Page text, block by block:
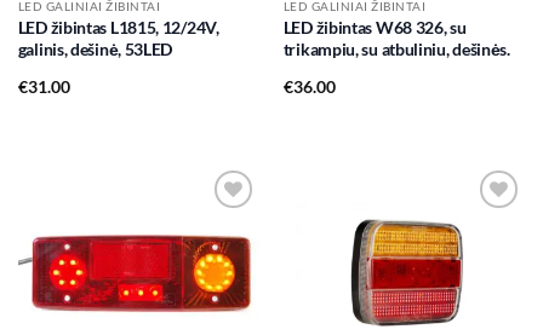
LED GALINIAI ŽIBINTAI
LED žibintas L1815, 12/24V,
galinis, dešinė, 53LED
€31.00
LED GALINIAI ŽIBINTAI
LED žibintas W68 326, su
trikampiu, su atbuliniu, dešinės.
€36.00
wishlist